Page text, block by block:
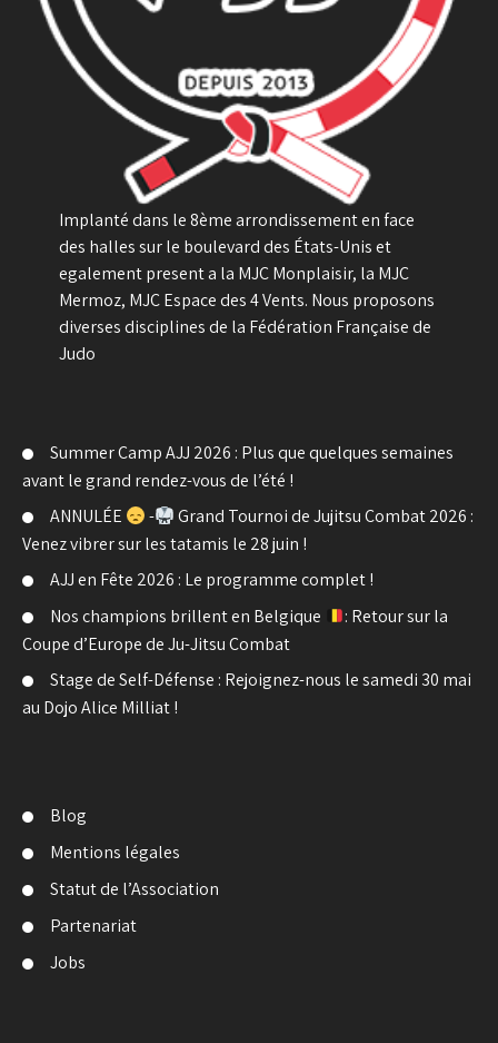
Implanté dans le 8ème arrondissement en face
des halles sur le boulevard des États-Unis et
egalement present a la MJC Monplaisir, la MJC
Mermoz, MJC Espace des 4 Vents. Nous proposons
diverses disciplines de la Fédération Française de
Judo
Summer Camp AJJ 2026 : Plus que quelques semaines
avant le grand rendez-vous de l’été !
ANNULÉE
-
Grand Tournoi de Jujitsu Combat 2026 :
Venez vibrer sur les tatamis le 28 juin !
AJJ en Fête 2026 : Le programme complet !
Nos champions brillent en Belgique
: Retour sur la
Coupe d’Europe de Ju-Jitsu Combat
Stage de Self-Défense : Rejoignez-nous le samedi 30 mai
au Dojo Alice Milliat !
Blog
Mentions légales
Statut de l’Association
Partenariat
Jobs